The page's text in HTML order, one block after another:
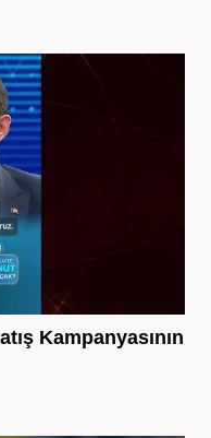
Kampanyasının